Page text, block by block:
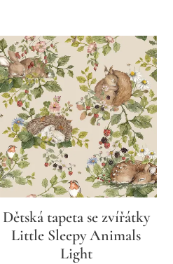
Dětská tapeta se zvířátky
Little Sleepy Animals
Light